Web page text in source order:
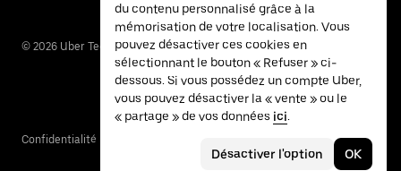
© 2026 Uber Technologies Inc.
Confidentialité
du contenu personnalisé grâce à la
mémorisation de votre localisation. Vous
pouvez désactiver ces cookies en
sélectionnant le bouton « Refuser » ci-
dessous. Si vous possédez un compte Uber,
vous pouvez désactiver la « vente » ou le
« partage » de vos données ici.
Désactiver l'option OK